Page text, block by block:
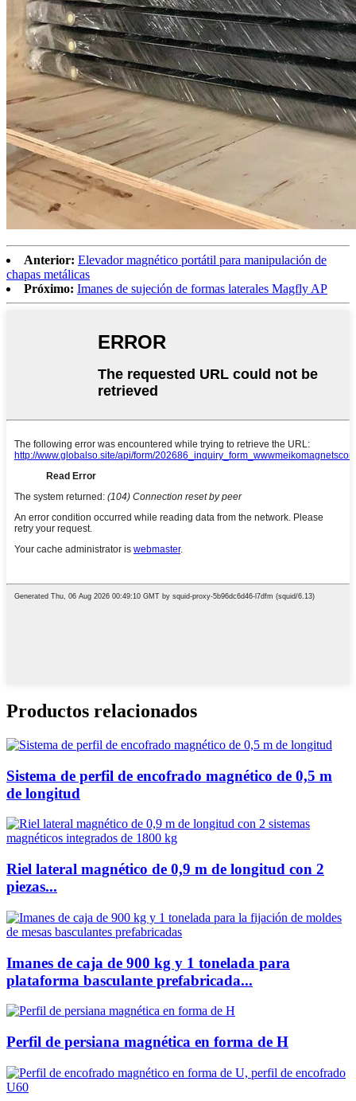
Anterior: Elevador magnético portátil para manipulación de
chapas metálicas
Próximo: Imanes de sujeción de formas laterales Magfly AP
Productos relacionados
Sistema de perfil de encofrado magnético de 0,5 m
de longitud
Riel lateral magnético de 0,9 m de longitud con 2
piezas...
Imanes de caja de 900 kg y 1 tonelada para
plataforma basculante prefabricada...
Perfil de persiana magnética en forma de H